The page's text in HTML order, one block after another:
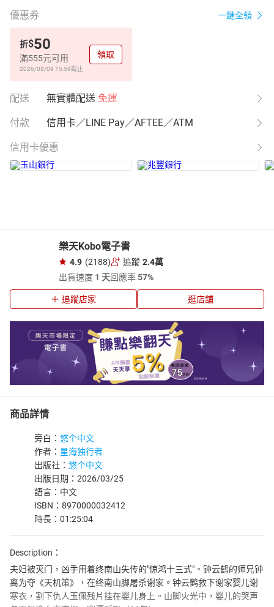
優惠券 一鍵全領
折$50
滿555元可用
2026/08/09 15:59截止
領取
配送 無實體配送 免運
付款 信用卡／LINE Pay／AFTEE／ATM
信用卡優惠
樂天Kobo電子書
4.9 (2188) 追蹤 2.4萬
出貨速度 1 天回應率57%
追蹤店家 逛店舖
商品詳情
旁白： 悠个中文
作者： 星海独行者
出版社： 悠个中文
出版日期：2026/03/25
語言：中文
ISBN：8970000032412
時長：01:25:04
Description：
夫妇被灭门，凶手用着终南山失传的"惊鸿十三式"。钟云鹤的师兄钟
离为夺《天机策》，在终南山脚屠杀谢家。钟云鹤救下谢家婴儿谢
寒衣，割下仇人玉佩残片挂在婴儿身上。山脚火光中，婴儿的哭声